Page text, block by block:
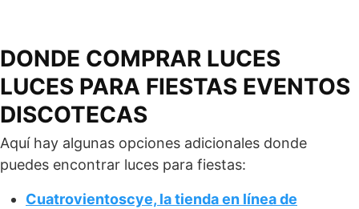
DONDE COMPRAR LUCES
LUCES PARA FIESTAS EVENTOS
DISCOTECAS
Aquí hay algunas opciones adicionales donde
puedes encontrar luces para fiestas:
Cuatrovientoscye, la tienda en línea de